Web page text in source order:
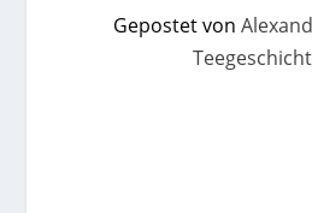
Gepostet von